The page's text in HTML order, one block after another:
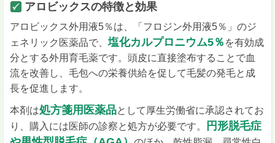
アロビックスの特徴と効果
アロビックス外用液5％は、「フロジン外用液5％」のジ
ェネリック医薬品で、塩化カルプロニウム5％ を有効成
分とする外用育毛薬です。頭皮に直接塗布することで血
流を改善し、毛包への栄養供給を促して毛髪の発毛と成
長を促進します。
本剤は処方箋用医薬品として厚生労働省に承認されてお
り、購入には医師の診察と処方が必要です。
円形脱毛症